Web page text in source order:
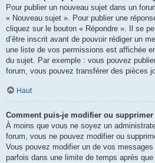
Pour publier un nouveau sujet dans un
« Nouveau sujet ». Pour publier une
cliquez sur le bouton « Répondre ». Il se
d’être inscrit avant de pouvoir rédiger un
une liste de vos permissions est affichée
du sujet. Par exemple : vous pouvez
forum, vous pouvez transférer des pièces
Haut
Comment puis-je modifier ou supprimer
À moins que vous ne soyez un
forum, vous ne pouvez modifier ou
Vous pouvez modifier un de vos
parfois dans une limite de temps après